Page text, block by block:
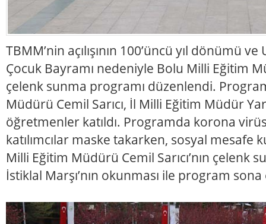
TBMM’nin açılışının 100’üncü yıl dönümü
Çocuk Bayramı nedeniyle Bolu Milli Eğitim
çelenk sunma programı düzenlendi.
Müdürü Cemil Sarıcı, İl Milli Eğitim Müdür
öğretmenler katıldı. Programda korona
katılımcılar maske takarken, sosyal mesafe
Milli Eğitim Müdürü Cemil Sarıcı’nın çelenk
İstiklal Marşı’nın okunması ile program